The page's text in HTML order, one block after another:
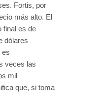
Fortis, por
más alto. El
final es de
dólares
es
veces las
mil
que, si toma